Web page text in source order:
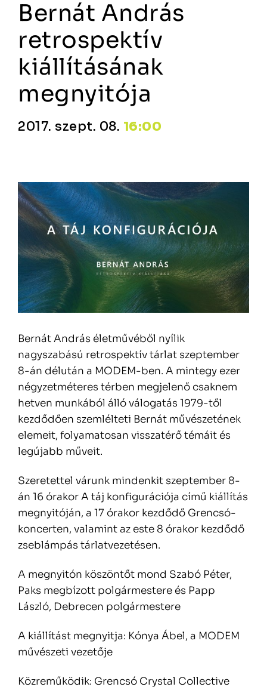
Bernát András
retrospektív
kiállításának
megnyitója
2017. szept. 08. 16:00
Bernát András életművéből nyílik
nagyszabású retrospektív tárlat szeptember
8-án délután a MODEM-ben. A mintegy ezer
négyzetméteres térben megjelenő csaknem
hetven munkából álló válogatás 1979-től
kezdődően szemlélteti Bernát művészetének
elemeit, folyamatosan visszatérő témáit és
legújabb műveit.
Szeretettel várunk mindenkit szeptember 8-
án 16 órakor A táj konfigurációja című kiállítás
megnyitóján, a 17 órakor kezdődő Grencsó-
koncerten, valamint az este 8 órakor kezdődő
zseblámpás tárlatvezetésen.
A megnyitón köszöntőt mond Szabó Péter,
Paks megbízott polgármestere és Papp
László, Debrecen polgármestere
A kiállítást megnyitja: Kónya Ábel, a MODEM
művészeti vezetője
Közreműködik: Grencsó Crystal Collective